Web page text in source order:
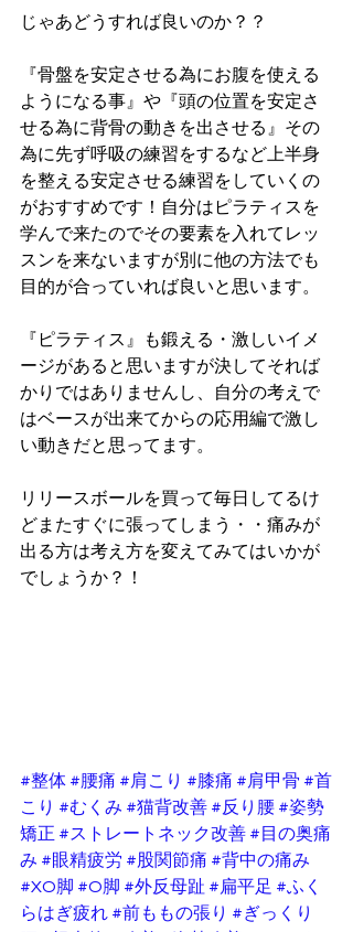
じゃあどうすれば良いのか？？
『骨盤を安定させる為にお腹を使える
ようになる事』や『頭の位置を安定さ
せる為に背骨の動きを出させる』その
為に先ず呼吸の練習をするなど上半身
を整える安定させる練習をしていくの
がおすすめです！自分はピラティスを
学んで来たのでその要素を入れてレッ
スンを来ないますが別に他の方法でも
目的が合っていれば良いと思います。
『ピラティス』も鍛える・激しいイメ
ージがあると思いますが決してそれば
かりではありませんし、自分の考えで
はベースが出来てからの応用編で激し
い動きだと思ってます。
リリースボールを買って毎日してるけ
どまたすぐに張ってしまう・・痛みが
出る方は考え方を変えてみてはいかが
でしょうか？！
#整体 #腰痛 #肩こり #膝痛 #肩甲骨 #首
こり #むくみ #猫背改善 #反り腰 #姿勢
矯正 #ストレートネック改善 #目の奥痛
み #眼精疲労 #股関節痛 #背中の痛み
#XO脚 #O脚 #外反母趾 #扁平足 #ふく
らはぎ疲れ #前ももの張り #ぎっくり